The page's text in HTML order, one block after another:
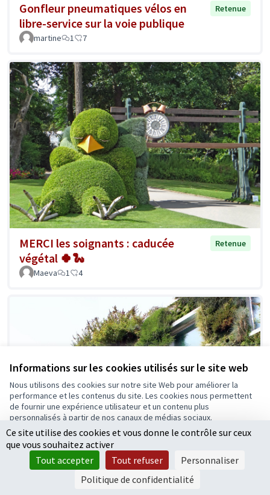
Informations sur les cookies utilisés sur le site web
Nous utilisons des cookies sur notre site Web pour améliorer la
performance et les contenus du site. Les cookies nous permettent
de fournir une expérience utilisateur et un contenu plus
personnalisés à partir de nos canaux de médias sociaux.
Tout accepter
Accepter seulement les cookies essentiels
Paramètres
Gonfleur pneumatiques vélos en
libre-service sur la voie publique
Retenue
martine 1 7
MERCI les soignants : caducée
végétal 🍀🐍
Retenue
Maeva 1 4
Ce site utilise des cookies et vous donne le contrôle sur ceux
que vous souhaitez activer
Tout accepter
Tout refuser
Personnaliser
Politique de confidentialité